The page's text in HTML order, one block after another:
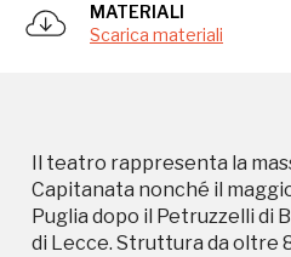
MATERIALI
Scarica materiali
Il teatro rappresenta la
Capitanata nonché il
Puglia dopo il Petruzzelli di
di Lecce. Struttura da oltre
Campagne in